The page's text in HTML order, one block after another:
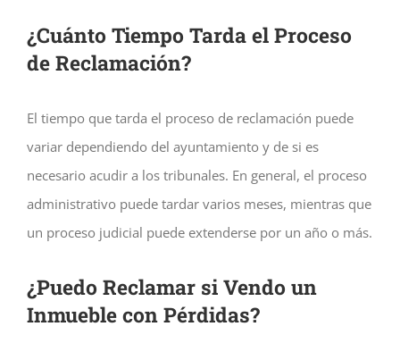
¿Cuánto Tiempo Tarda el Proceso
de Reclamación?
El tiempo que tarda el proceso de reclamación puede
variar dependiendo del ayuntamiento y de si es
necesario acudir a los tribunales. En general, el proceso
administrativo puede tardar varios meses, mientras que
un proceso judicial puede extenderse por un año o más.
¿Puedo Reclamar si Vendo un
Inmueble con Pérdidas?